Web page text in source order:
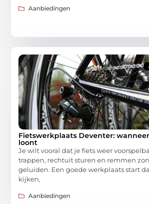
Aanbiedingen
Fietswerkplaats Deventer:
loont
Je wilt vooral dat je fiets weer
trappen, rechtuit sturen en remmen
geluiden. Een goede werkplaats start
kijken,
Aanbiedingen